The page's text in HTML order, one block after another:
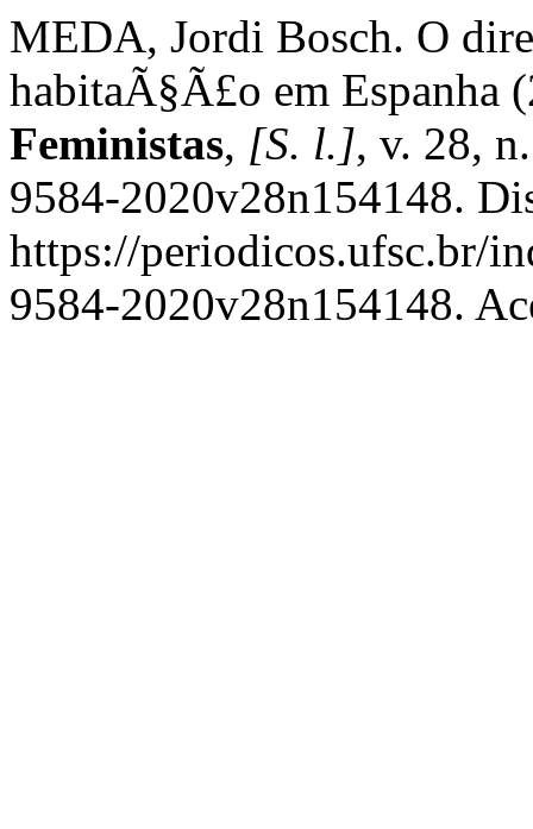
MEDA, Jordi Bosch. O
habitaÃ§Ã£o em Espanha
Feministas, [S. l.], v. 28,
9584-2020v28n154148.
https://periodicos.ufsc.br/
9584-2020v28n154148.